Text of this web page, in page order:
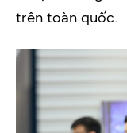
trên toàn quốc.